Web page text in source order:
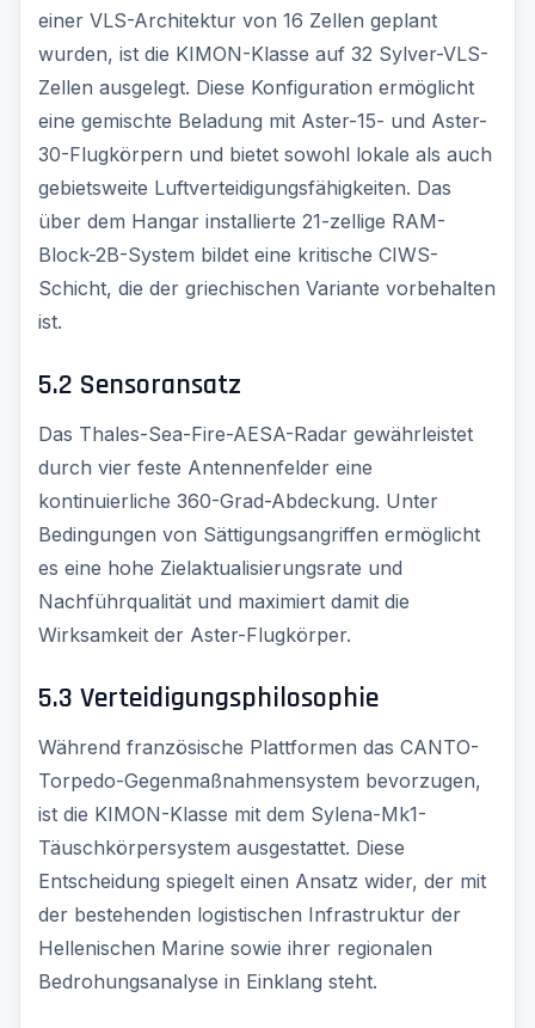
einer VLS-Architektur von 16 Zellen geplant
wurden, ist die KIMON-Klasse auf 32 Sylver-VLS-
Zellen ausgelegt. Diese Konfiguration ermöglicht
eine gemischte Beladung mit Aster-15- und Aster-
30-Flugkörpern und bietet sowohl lokale als auch
gebietsweite Luftverteidigungsfähigkeiten. Das
über dem Hangar installierte 21-zellige RAM-
Block-2B-System bildet eine kritische CIWS-
Schicht, die der griechischen Variante vorbehalten
ist.
5.2 Sensoransatz
Das Thales-Sea-Fire-AESA-Radar gewährleistet
durch vier feste Antennenfelder eine
kontinuierliche 360-Grad-Abdeckung. Unter
Bedingungen von Sättigungsangriffen ermöglicht
es eine hohe Zielaktualisierungsrate und
Nachführqualität und maximiert damit die
Wirksamkeit der Aster-Flugkörper.
5.3 Verteidigungsphilosophie
Während französische Plattformen das CANTO-
Torpedo-Gegenmaßnahmensystem bevorzugen,
ist die KIMON-Klasse mit dem Sylena-Mk1-
Täuschkörpersystem ausgestattet. Diese
Entscheidung spiegelt einen Ansatz wider, der mit
der bestehenden logistischen Infrastruktur der
Hellenischen Marine sowie ihrer regionalen
Bedrohungsanalyse in Einklang steht.